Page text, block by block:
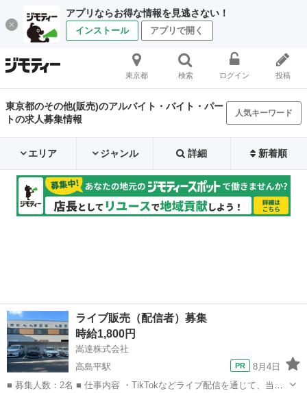
アプリならお得な情報を見逃さない！
インストール アプリで開く
東京都 検索 ログイン 投稿
東京都のその他(販売)のアルバイト・バイト・パー
トの求人募集情報
人気キーワード
エリア ジャンル 詳細 新着順
ライブ販売（配信者）募集
時給1,800円
嵩達株式会社
高島平駅
8月4日
■ 募集人数：2名 ■ 仕事内容 ・TikTokなどライブ配信を通じて、当社